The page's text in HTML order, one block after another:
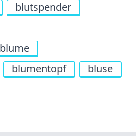
blutspender
blume
blumentopf
bluse